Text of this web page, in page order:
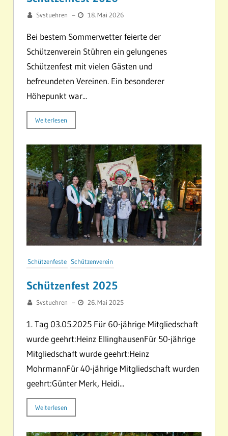
Svstuehren – 18. Mai 2026
Bei bestem Sommerwetter feierte der
Schützenverein Stühren ein gelungenes
Schützenfest mit vielen Gästen und
befreundeten Vereinen. Ein besonderer
Höhepunkt war...
Weiterlesen
Schützenfeste Schützenverein
Schützenfest 2025
Svstuehren – 26. Mai 2025
1. Tag 03.05.2025 Für 60-jährige Mitgliedschaft
wurde geehrt:Heinz EllinghausenFür 50-jährige
Mitgliedschaft wurde geehrt:Heinz
MohrmannFür 40-jährige Mitgliedschaft wurden
geehrt:Günter Merk, Heidi...
Weiterlesen